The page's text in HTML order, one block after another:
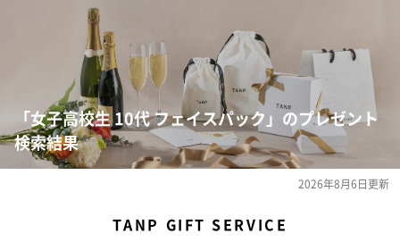
「女子高校生 10代 フェイスパック」のプレゼント
検索結果
2026年8月6日更新
TANP GIFT SERVICE